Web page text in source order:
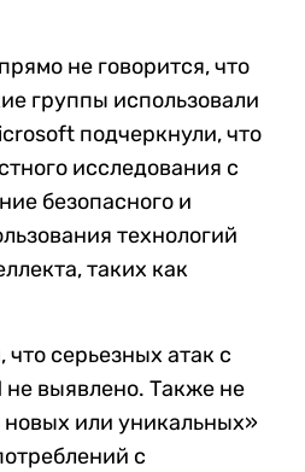
не говорится, что
группы использовали
подчеркнули, что
исследования с
безопасного и
технологий
таких как
серьезных атак с
не выявлено. Также не
или уникальных»
с